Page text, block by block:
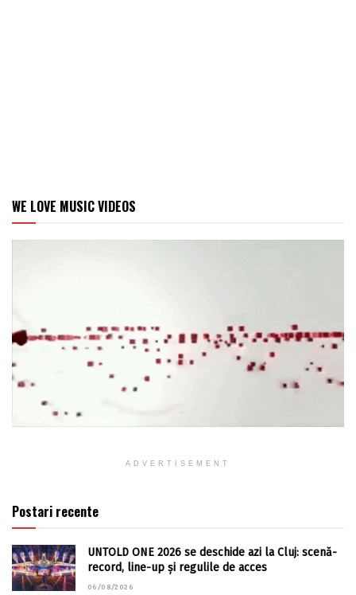
WE LOVE MUSIC VIDEOS
ADVERTISEMENT
Postari recente
UNTOLD ONE 2026 se deschide azi la Cluj: scenă-
record, line-up și regulile de acces
06/08/2026